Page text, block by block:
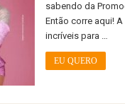
sabendo da
Então corre aqui!
incríveis para …
EU QUERO